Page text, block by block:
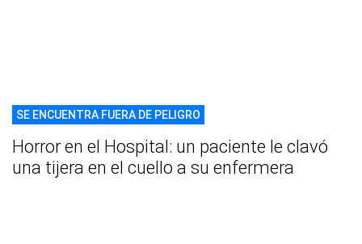
SE ENCUENTRA FUERA DE PELIGRO
Horror en el Hospital: un paciente le clavó
una tijera en el cuello a su enfermera